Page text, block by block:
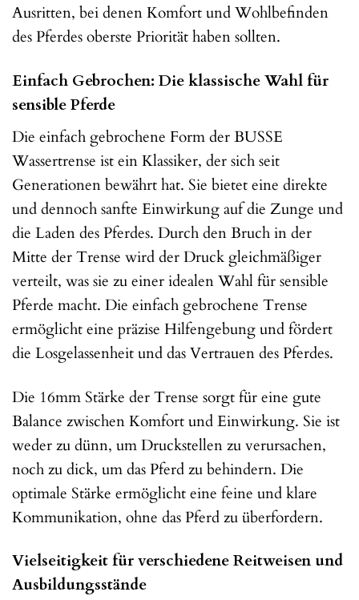
Ausritten, bei denen Komfort und Wohlbefinden
des Pferdes oberste Priorität haben sollten.
Einfach Gebrochen: Die klassische Wahl für
sensible Pferde
Die einfach gebrochene Form der BUSSE
Wassertrense ist ein Klassiker, der sich seit
Generationen bewährt hat. Sie bietet eine direkte
und dennoch sanfte Einwirkung auf die Zunge und
die Laden des Pferdes. Durch den Bruch in der
Mitte der Trense wird der Druck gleichmäßiger
verteilt, was sie zu einer idealen Wahl für sensible
Pferde macht. Die einfach gebrochene Trense
ermöglicht eine präzise Hilfengebung und fördert
die Losgelassenheit und das Vertrauen des Pferdes.
Die 16mm Stärke der Trense sorgt für eine gute
Balance zwischen Komfort und Einwirkung. Sie ist
weder zu dünn, um Druckstellen zu verursachen,
noch zu dick, um das Pferd zu behindern. Die
optimale Stärke ermöglicht eine feine und klare
Kommunikation, ohne das Pferd zu überfordern.
Vielseitigkeit für verschiedene Reitweisen und
Ausbildungsstände